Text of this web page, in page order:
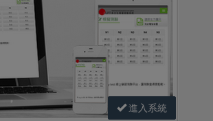
進入系統